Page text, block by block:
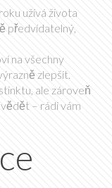
užívá života
předvídatelný,
na všechny
zlepšit.
ale zároveň
– rádi vám